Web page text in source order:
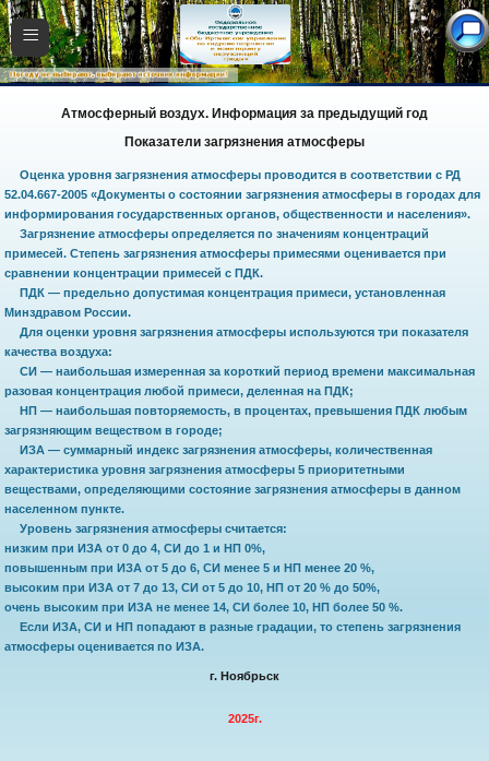
Атмосферный воздух. Информация за предыдущий год
Показатели загрязнения атмосферы
Оценка уровня загрязнения атмосферы проводится в соответствии с РД
52.04.667-2005 «Документы о состоянии загрязнения атмосферы в городах для
информирования государственных органов, общественности и населения».
Загрязнение атмосферы определяется по значениям концентраций
примесей. Степень загрязнения атмосферы примесями оценивается при
сравнении концентрации примесей с ПДК.
ПДК — предельно допустимая концентрация примеси, установленная
Минздравом России.
Для оценки уровня загрязнения атмосферы используются три показателя
качества воздуха:
СИ — наибольшая измеренная за короткий период времени максимальная
разовая концентрация любой примеси, деленная на ПДК;
НП — наибольшая повторяемость, в процентах, превышения ПДК любым
загрязняющим веществом в городе;
ИЗА — суммарный индекс загрязнения атмосферы, количественная
характеристика уровня загрязнения атмосферы 5 приоритетными
веществами, определяющими состояние загрязнения атмосферы в данном
населенном пункте.
Уровень загрязнения атмосферы считается:
низким при ИЗА от 0 до 4, СИ до 1 и НП 0%,
повышенным при ИЗА от 5 до 6, СИ менее 5 и НП менее 20 %,
высоким при ИЗА от 7 до 13, СИ от 5 до 10, НП от 20 % до 50%,
очень высоким при ИЗА не менее 14, СИ более 10, НП более 50 %.
Если ИЗА, СИ и НП попадают в разные градации, то степень загрязнения
атмосферы оценивается по ИЗА.
г. Ноябрьск
2025г.
≡